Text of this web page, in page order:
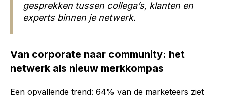
gesprekken tussen collega’s, klanten en
experts binnen je netwerk.
Van corporate naar community: het
netwerk als nieuw merkkompas
Een opvallende trend: 64% van de marketeers ziet